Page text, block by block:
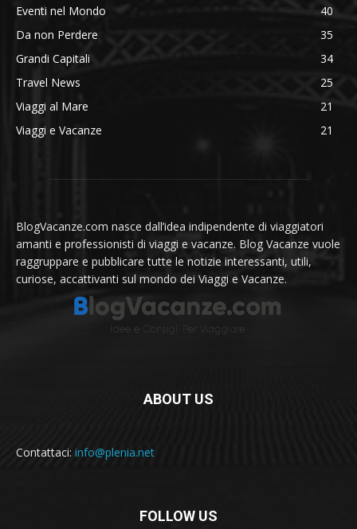
Eventi nel Mondo
40
Da non Perdere
35
Grandi Capitali
34
Travel News
25
Viaggi al Mare
21
Viaggi e Vacanze
21
BlogVacanze.com nasce dall’idea indipendente di viaggiatori
amanti e professionisti di viaggi e vacanze. Blog Vacanze vuole
raggruppare e pubblicare tutte le notizie interessanti, utili,
curiose, accattivanti sul mondo dei Viaggi e Vacanze.
ABOUT US
Contattaci: info@plenia.net
FOLLOW US